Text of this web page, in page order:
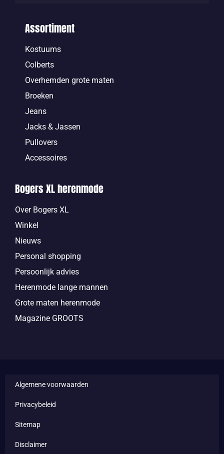
Assortiment
Kostuums
Colberts
Overhemden grote maten
Broeken
Jeans
Jacks & Jassen
Pullovers
Accessoires
Bogers XL herenmode
Over Bogers XL
Winkel
Nieuws
Personal shopping
Persoonlijk advies
Herenmode lange mannen
Grote maten herenmode
Magazine GROOTS
Algemene voorwaarden
Privacybeleid
Sitemap
Disclaimer